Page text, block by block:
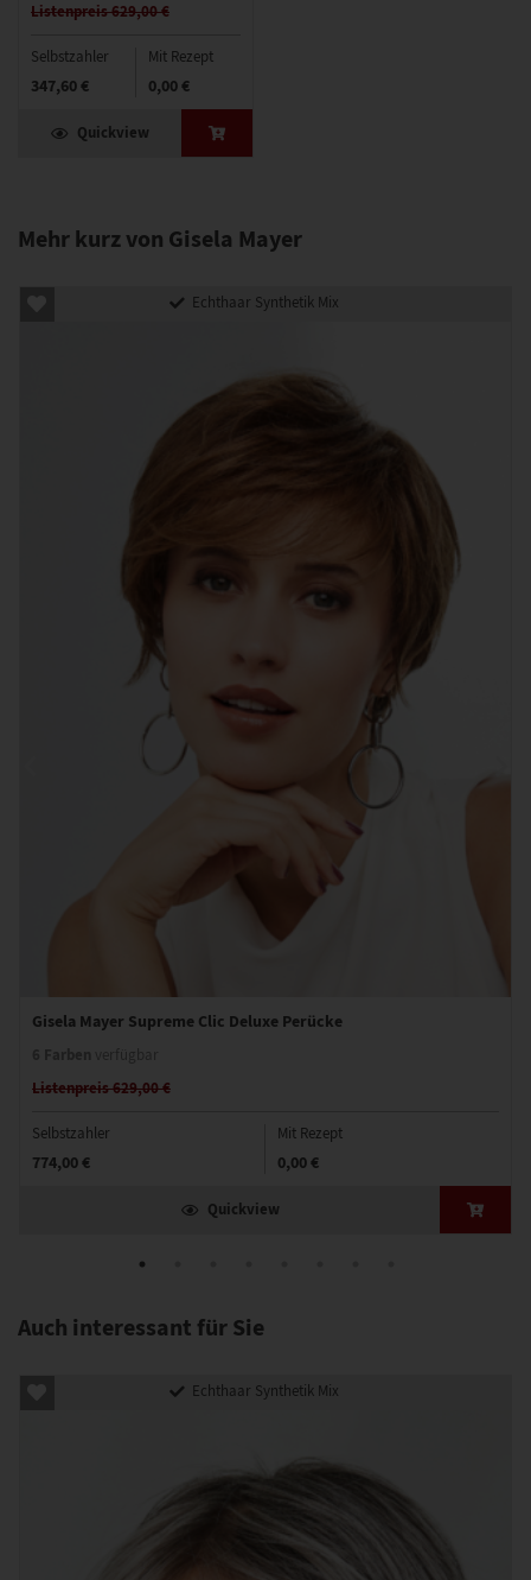
Listenpreis 629,00 €
Selbstzahler
347,60 €
Mit Rezept
0,00 €
Quickview
Mehr kurz von Gisela Mayer
Echthaar Synthetik Mix
Gisela Mayer Supreme Clic Deluxe Perücke
Listenpreis 629,00 €
Selbstzahler
774,00 €
Mit Rezept
0,00 €
Quickview
Auch interessant für Sie
Echthaar Synthetik Mix